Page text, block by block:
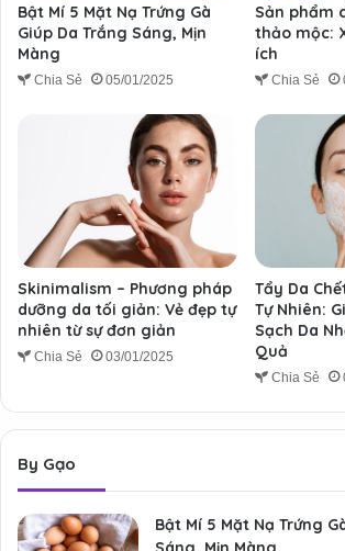
Bật Mí 5 Mặt Nạ Trứng Gà
Giúp Da Trắng Sáng, Mịn
Màng
Chia Sẻ 05/01/2025
Sản phẩm
thảo mộc:
ích
Chia Sẻ
Skinimalism – Phương pháp
dưỡng da tối giản: Vẻ đẹp tự
nhiên từ sự đơn giản
Chia Sẻ 03/01/2025
Tẩy Da
Tự Nhiên:
Sạch Da
Quả
Chia Sẻ
By Gạo
Bật Mí 5 Mặt Nạ Trứng